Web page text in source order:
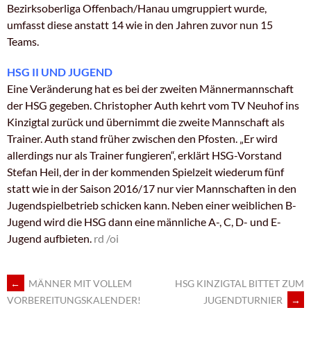
Bezirksoberliga Offenbach/Hanau umgruppiert wurde,
umfasst diese anstatt 14 wie in den Jahren zuvor nun 15
Teams.
HSG II UND JUGEND
Eine Veränderung hat es bei der zweiten Männermannschaft
der HSG gegeben. Christopher Auth kehrt vom TV Neuhof ins
Kinzigtal zurück und übernimmt die zweite Mannschaft als
Trainer. Auth stand früher zwischen den Pfosten. „Er wird
allerdings nur als Trainer fungieren“, erklärt HSG-Vorstand
Stefan Heil, der in der kommenden Spielzeit wiederum fünf
statt wie in der Saison 2016/17 nur vier Mannschaften in den
Jugendspielbetrieb schicken kann. Neben einer weiblichen B-
Jugend wird die HSG dann eine männliche A-, C, D- und E-
Jugend aufbieten. rd /oi
ARTIKEL-
←
MÄNNER MIT VOLLEM
VORBEREITUNGSKALENDER!
HSG KINZIGTAL BITTET ZUM
JUGENDTURNIER
→